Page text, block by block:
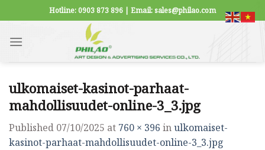
to
content
Hotline: 0903 873 896 | Email: sales@philao.com
ulkomaiset-kasinot-parhaat-
mahdollisuudet-online-3_3.jpg
Published 07/10/2025 at 760 × 396 inulkomaiset-
kasinot-parhaat-mahdollisuudet-online-3_3.jpg